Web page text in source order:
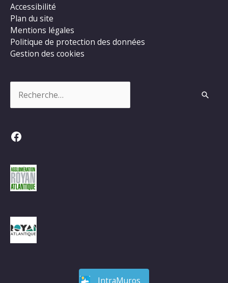
Accessibilité
Plan du site
Mentions légales
Politique de protection des données
Gestion des cookies
Facebook
IntraMuros